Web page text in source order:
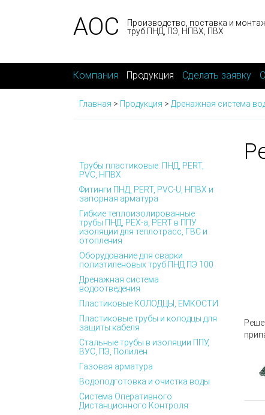
АОС
Производство, поставка и
труб ПНД, ПЭ, НПВХ, ПВХ
Компания Продукция Сделать заявку
Главная > Продукция > Дренажная система
Трубы пластиковые: ПНД, PERT,
PVC, НПВХ
Фитинги ПНД, PERT, PVC-U, НПВХ и
запорная арматура
Гибкие теплоизолированные
трубы ПНД, PEX-а, PERT в ППУ
изоляции для теплотрасс, ГВС и
отопления
Оборудование для сварки
полиэтиленовых труб ПНД ПЭ 100
Дренажная система
водоотведения
Пластиковые КОЛОДЦЫ, ЕМКОСТИ
Пластиковые трубы и колодцы для
защиты кабеля
Стальные трубы в изоляции ППУ,
ВУС, ПЭ, Полилен
Газовая арматура
Водоподготовка и очистка воды
Система Оперативного
Дистанционного Контроля